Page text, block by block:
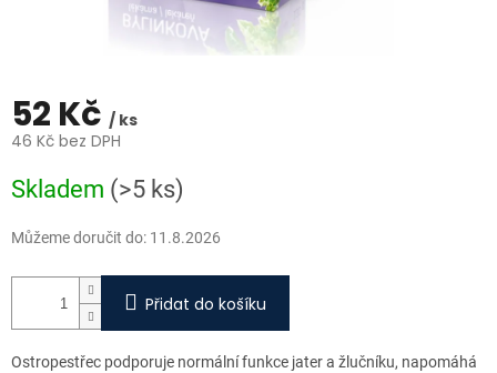
52 Kč / ks
46 Kč bez DPH
cena:
Skladem (>5 ks)
Můžeme doručit do: 11.8.2026
Přidat do košíku
Ostropestřec podporuje normální funkce jater a žlučníku, napomáhá